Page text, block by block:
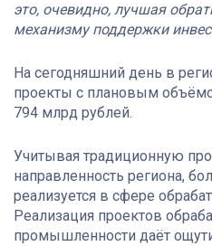
это, очевидно, лучшая
механизму поддержки
На сегодняшний день в
проекты с плановым
794 млрд рублей.
Учитывая традиционную
направленность региона,
реализуется в сфере
Реализация проектов
промышленности даёт